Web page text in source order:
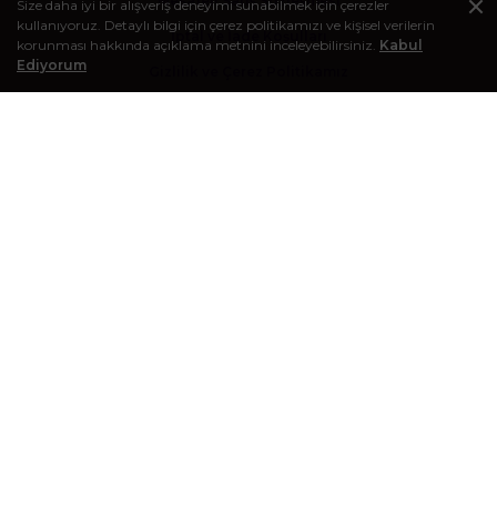
Size daha iyi bir alışveriş deneyimi sunabilmek için çerezler
kullanıyoruz. Detaylı bilgi için çerez politikamızı ve kişisel verilerin
korunması hakkında açıklama metnini inceleyebilirsiniz. Kabul
Ediyorum
İptal ve İade Koşulları